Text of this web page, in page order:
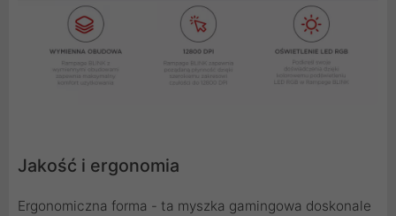
Jakość i ergonomia
Ergonomiczna forma - ta myszka gamingowa doskonale